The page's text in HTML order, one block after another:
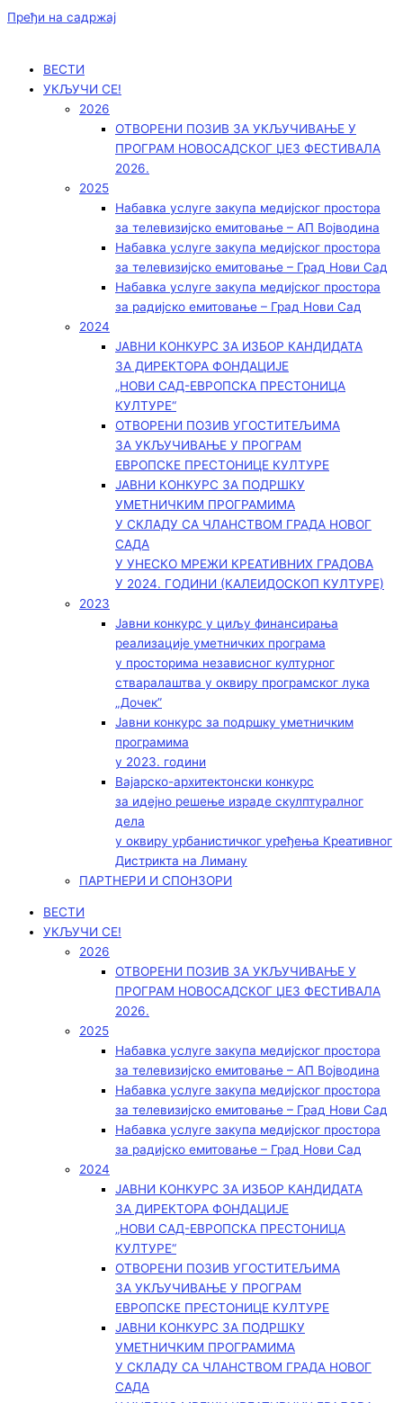
Пређи на садржај
ВЕСТИ
УКЉУЧИ СЕ!
2026
ОТВОРЕНИ ПОЗИВ ЗА УКЉУЧИВАЊЕ У
ПРОГРАМ НОВОСАДСКОГ ЏЕЗ ФЕСТИВАЛА
2026.
2025
Набавка услуге закупа медијског простора
за телевизијско емитовање – АП Војводинa
Набавка услуге закупа медијског простора
за телевизијско емитовање – Град Нови Сад
Набавка услуге закупа медијског простора
за радијско емитовање – Град Нови Сад
2024
ЈАВНИ КОНКУРС ЗА ИЗБОР КАНДИДАТА
ЗА ДИРЕКТОРА ФОНДАЦИЈЕ
„НОВИ САД-ЕВРОПСКА ПРЕСТОНИЦА
КУЛТУРЕ“
ОТВОРЕНИ ПОЗИВ УГОСТИТЕЉИМА
ЗА УКЉУЧИВАЊЕ У ПРОГРАМ
ЕВРОПСКЕ ПРЕСТОНИЦЕ КУЛТУРЕ
ЈАВНИ КОНКУРС ЗА ПОДРШКУ
УМЕТНИЧКИМ ПРОГРАМИМА
У СКЛАДУ СА ЧЛАНСТВОМ ГРАДА НОВОГ
САДА
У УНЕСКО МРЕЖИ КРЕАТИВНИХ ГРАДОВА
У 2024. ГОДИНИ (КАЛЕИДОСКОП КУЛТУРЕ)
2023
Јавни конкурс у циљу финансирања
реализације уметничких програма
у просторима независног културног
стваралаштва у оквиру програмског лука
„Дочек”
Јавни конкурс за подршку уметничким
програмима
у 2023. години
Вајарско-архитектонски конкурс
за идејно решење израде скулптуралног
дела
у оквиру урбанистичког уређења Креативног
Дистрикта на Лиману
ПАРТНЕРИ И СПОНЗОРИ
ВЕСТИ
УКЉУЧИ СЕ!
2026
ОТВОРЕНИ ПОЗИВ ЗА УКЉУЧИВАЊЕ У
ПРОГРАМ НОВОСАДСКОГ ЏЕЗ ФЕСТИВАЛА
2026.
2025
Набавка услуге закупа медијског простора
за телевизијско емитовање – АП Војводинa
Набавка услуге закупа медијског простора
за телевизијско емитовање – Град Нови Сад
Набавка услуге закупа медијског простора
за радијско емитовање – Град Нови Сад
2024
ЈАВНИ КОНКУРС ЗА ИЗБОР КАНДИДАТА
ЗА ДИРЕКТОРА ФОНДАЦИЈЕ
„НОВИ САД-ЕВРОПСКА ПРЕСТОНИЦА
КУЛТУРЕ“
ОТВОРЕНИ ПОЗИВ УГОСТИТЕЉИМА
ЗА УКЉУЧИВАЊЕ У ПРОГРАМ
ЕВРОПСКЕ ПРЕСТОНИЦЕ КУЛТУРЕ
ЈАВНИ КОНКУРС ЗА ПОДРШКУ
УМЕТНИЧКИМ ПРОГРАМИМА
У СКЛАДУ СА ЧЛАНСТВОМ ГРАДА НОВОГ
САДА